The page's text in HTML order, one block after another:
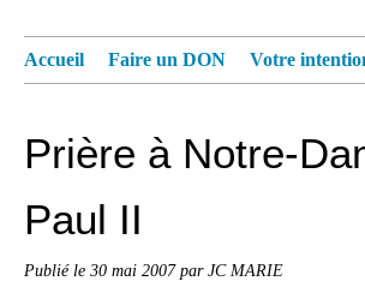
Accueil Faire un DON Votre
Prière à Notre-
Paul II
Publié le 30 mai 2007par JC MARIE